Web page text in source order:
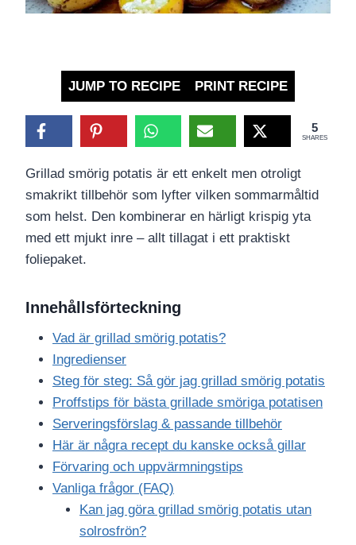
JUMP TO RECIPE PRINT RECIPE
5
SHARES
Grillad smörig potatis är ett enkelt men otroligt
smakrikt tillbehör som lyfter vilken sommarmåltid
som helst. Den kombinerar en härligt krispig yta
med ett mjukt inre – allt tillagat i ett praktiskt
foliepaket.
Innehållsförteckning
Vad är grillad smörig potatis?
Ingredienser
Steg för steg: Så gör jag grillad smörig potatis
Proffstips för bästa grillade smöriga potatisen
Serveringsförslag & passande tillbehör
Här är några recept du kanske också gillar
Förvaring och uppvärmningstips
Vanliga frågor (FAQ)
Kan jag göra grillad smörig potatis utan
solrosfrön?